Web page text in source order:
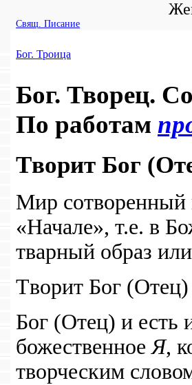
Свящ. Писание
Бог. Троица
Бог. Творец.
По работам
Tворит Бог
Мир сотворенный
«Начале», т.е. в
тварный образ
Tворит Бог
Бог (Отец) и есть
божественноеЯ,
творческим